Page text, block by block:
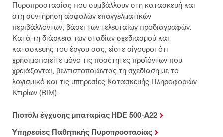
Πυροπροστασίας που συμβάλλουν στη κατασκευή και
στη συντήρηση ασφαλών επαγγελματικών
περιβάλλοντων, βάσει των τελευταίων προδιαγραφών.
Κατά τη διάρκεια των σταδίων σχεδιασμού και
κατασκευής του έργου σας, είστε σίγουροι ότι
χρησιμοποιείτε μόνο τις ποσότητες προϊόντων που
χρειάζονται, βελτιστοποιώντας τη σχεδίαση με το
λογισμικό και τις υπηρεσίες Κατασκευής Πληροφοριών
Κτιρίων (BIM).
Πιστόλι έγχυσης μπαταρίας HDE 500-A22
Υπηρεσίες Παθητικής Πυροπροστασίας